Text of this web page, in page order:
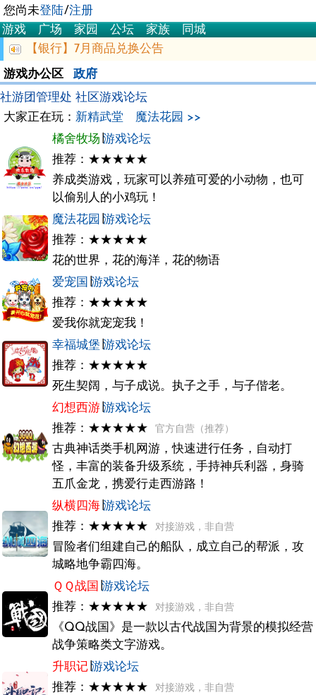
您尚未登陆/注册
游戏 广场 家园 公坛 家族
同城
【银行】7月商品兑换公告
游戏办公区
政府
社游团管理处 社区游戏论坛
大家正在玩： 新精武堂
魔法花园 >>
橘舍牧场 游戏论坛
推荐：★★★★★
养成类游戏，玩家可以养殖可爱的小动物，也可
以偷别人的小鸡玩！
魔法花园 游戏论坛
推荐：★★★★★
花的世界，花的海洋，花的物语
爱宠国 游戏论坛
推荐：★★★★★
爱我你就宠宠我！
幸福城堡 游戏论坛
推荐：★★★★★
死生契阔，与子成说。执子之手，与子偕老。
幻想西游 游戏论坛
推荐：★★★★★
官方自营（推荐）
古典神话类手机网游，快速进行任务，自动打
怪，丰富的装备升级系统，手持神兵利器，身骑
五爪金龙，携爱行走西游路！
纵横四海 游戏论坛
推荐：★★★★★
对接游戏，非自营
冒险者们组建自己的船队，成立自己的帮派，攻
城略地争霸四海。
ＱＱ战国 游戏论坛
推荐：★★★★★
对接游戏，非自营
《QQ战国》是一款以古代战国为背景的模拟经营
战争策略类文字游戏。
升职记 游戏论坛
推荐：★★★★★
对接游戏，非自营